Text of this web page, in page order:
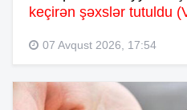
keçirən şəxslər tutuldu
07 Avqust 2026, 17:54